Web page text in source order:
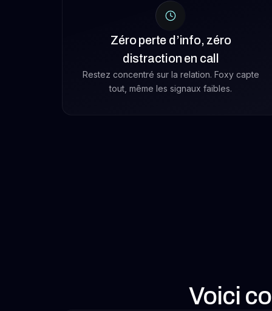
Zéro perte d’info, zéro
distraction en call
Restez concentré sur la relation. Foxy capte
tout, même les signaux faibles.
Voici